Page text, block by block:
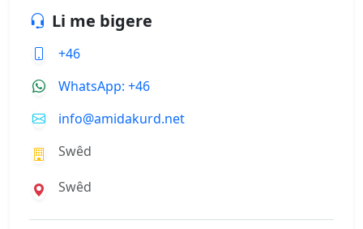
Li me bigere
+46
WhatsApp: +46
info@amidakurd.net
Swêd
Swêd